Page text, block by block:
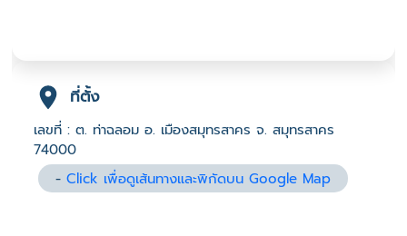
ที่ตั้ง
เลขที่ : ต. ท่าฉลอม อ. เมืองสมุทรสาคร จ. สมุทรสาคร
74000
-Click เพื่อดูเส้นทางและพิกัดบน Google Map